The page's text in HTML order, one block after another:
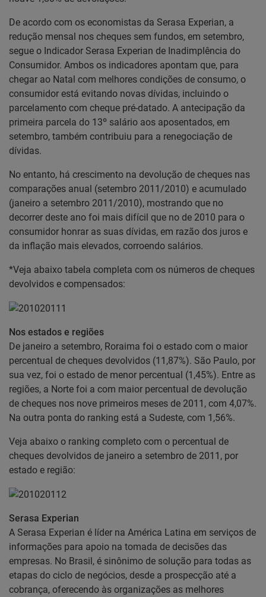
De acordo com os economistas da Serasa Experian, a
redução mensal nos cheques sem fundos, em setembro,
segue o Indicador Serasa Experian de Inadimplência do
Consumidor. Ambos os indicadores apontam que, para
chegar ao Natal com melhores condições de consumo, o
consumidor está evitando novas dívidas, incluindo o
parcelamento com cheque pré-datado. A antecipação da
primeira parcela do 13º salário aos aposentados, em
setembro, também contribuiu para a renegociação de
dívidas.
No entanto, há crescimento na devolução de cheques nas
comparações anual (setembro 2011/2010) e acumulado
(janeiro a setembro 2011/2010), mostrando que no
decorrer deste ano foi mais difícil que no de 2010 para o
consumidor honrar as suas dívidas, em razão dos juros e
da inflação mais elevados, corroendo salários.
*Veja abaixo tabela completa com os números de cheques
devolvidos e compensados:
Nos estados e regiões
De janeiro a setembro, Roraima foi o estado com o maior
percentual de cheques devolvidos (11,87%). São Paulo, por
sua vez, foi o estado de menor percentual (1,45%). Entre as
regiões, a Norte foi a com maior percentual de devolução
de cheques nos nove primeiros meses de 2011, com 4,07%.
Na outra ponta do ranking está a Sudeste, com 1,56%.
Veja abaixo o ranking completo com o percentual de
cheques devolvidos de janeiro a setembro de 2011, por
estado e região:
Serasa Experian
A Serasa Experian é líder na América Latina em serviços de
informações para apoio na tomada de decisões das
empresas. No Brasil, é sinônimo de solução para todas as
etapas do ciclo de negócios, desde a prospecção até a
cobrança, oferecendo às organizações as melhores